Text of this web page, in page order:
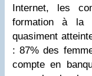
Internet, les
formation à la
quasiment
: 87% des
compte en